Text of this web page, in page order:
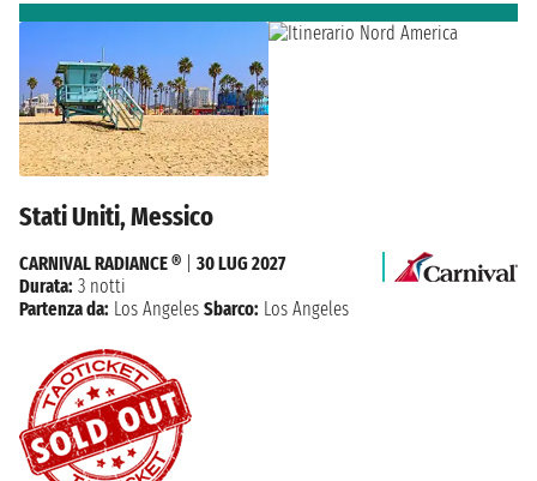
Stati Uniti, Messico
CARNIVAL RADIANCE ®
30 LUG 2027
Durata: 3 notti
Partenza da: Los Angeles Sbarco: Los Angeles